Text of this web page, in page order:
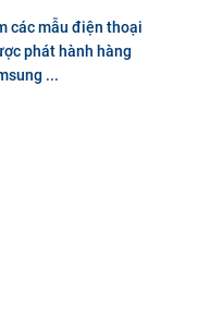
các mẫu điện thoại
phát hành hàng
...